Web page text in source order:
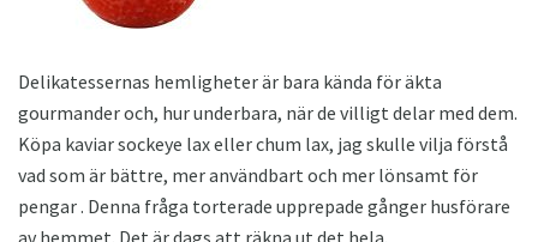
Delikatessernas hemligheter är bara kända för äkta
gourmander och, hur underbara, när de villigt delar med dem.
Köpa kaviar sockeye lax eller chum lax, jag skulle vilja förstå
vad som är bättre, mer användbart och mer lönsamt för
pengar . Denna fråga torterade upprepade gånger husförare
av hemmet. Det är dags att räkna ut det hela.